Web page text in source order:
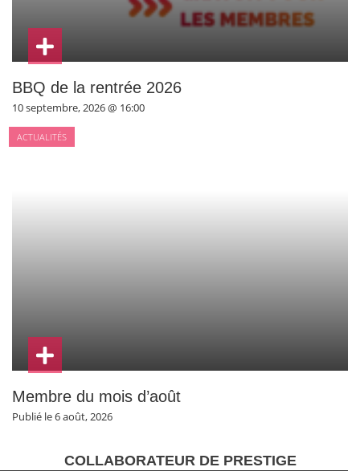
BBQ de la rentrée 2026
10 septembre, 2026 @ 16:00
ACTUALITÉS
Membre du mois d’août
Publié le 6 août, 2026
COLLABORATEUR DE PRESTIGE